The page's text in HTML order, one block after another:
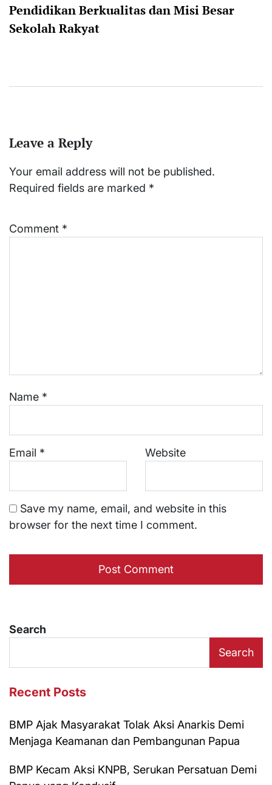
Pendidikan Berkualitas dan Misi Besar
Sekolah Rakyat
Leave a Reply
Your email address will not be published.
Required fields are marked *
Comment *
Name *
Email * Website
Save my name, email, and website in this
browser for the next time I comment.
Search
Search
Recent Posts
BMP Ajak Masyarakat Tolak Aksi Anarkis Demi
Menjaga Keamanan dan Pembangunan Papua
BMP Kecam Aksi KNPB, Serukan Persatuan Demi